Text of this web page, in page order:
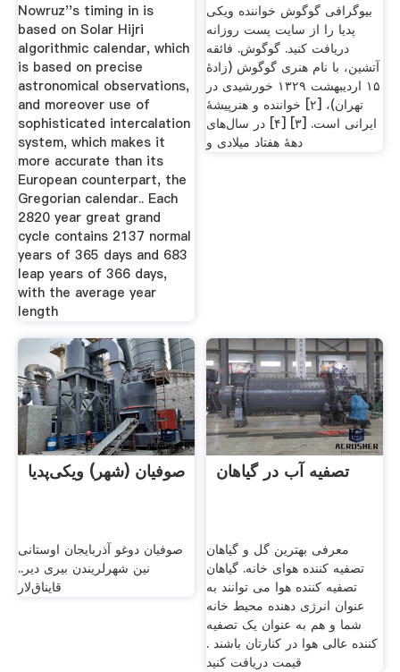
Nowruz''s timing in is
based on Solar Hijri
algorithmic calendar, which
is based on precise
astronomical observations,
and moreover use of
sophisticated intercalation
system, which makes it
more accurate than its
European counterpart, the
Gregorian calendar.. Each
2820 year great grand
cycle contains 2137 normal
years of 365 days and 683
leap years of 366 days,
with the average year
length
بیوگرافی گوگوش خواننده ویکی
پدیا را از سایت پست روزانه
دریافت کنید. گوگوش. فائقه
آتشین، با نام هنری گوگوش (زادهٔ
۱۵ اردیبهشت ۱۳۲۹ خورشیدی در
تهران)، [۲] خواننده و هنرپیشهٔ
ایرانی است. [۳] [۴] در سال‌های
دههٔ هفتاد میلادی و
صوفیان (شهر) ویکی‌پدیا
صوفیان دوغو آذربایجان اوستانی
نین شهرلریندن بیری دیر..
قایناق‌لار
تصفیه آب در گیاهان
معرفی بهترین گل و گیاهان
تصفیه کننده هوای خانه. گیاهان
تصفیه کننده هوا می توانند به
عنوان انرژی دهنده محیط خانه
شما و هم به عنوان یک تصفیه
کننده عالی هوا در کنارتان باشند .
قیمت دریافت کنید